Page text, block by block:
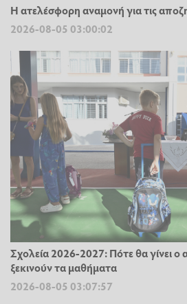
Η ατελέσφορη αναμονή για τις
2026-08-05 03:00:02
Σχολεία 2026-2027: Πότε θα γίνει ο
ξεκινούν τα μαθήματα
2026-08-05 03:07:57